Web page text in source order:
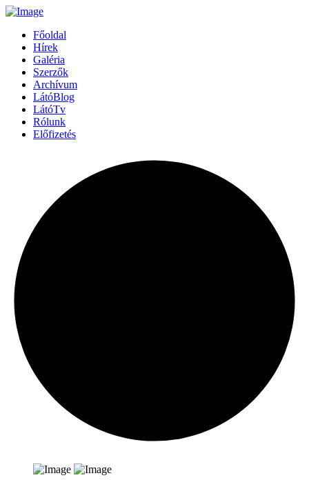
Főoldal
Hírek
Galéria
Szerzők
Archívum
LátóBlog
LátóTv
Rólunk
Előfizetés